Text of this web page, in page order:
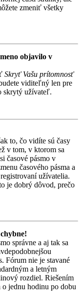
zmeniť všetky
objavilo v
Skryť Vašu prítomnosť
viditeľný len pre
skrytý užívateľ.
to, čo vidíte sú časy
v tom, v ktorom sa
časové pásmo v
časového pásma a
užívatelia.
je dobrý dôvod, prečo
správne a aj tak sa
Fórum nie je stavané
a letným
rozdiel. Riešením
o jednu hodinu po dobu